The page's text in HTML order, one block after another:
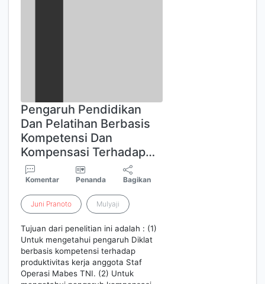
Pengaruh Pendidikan
Dan Pelatihan Berbasis
Kompetensi Dan
Kompensasi Terhadap…
Komentar Penanda Bagikan
Juni Pranoto Mulyaji
Tujuan dari penelitian ini adalah : (1)
Untuk mengetahui pengaruh Diklat
berbasis kompetensi terhadap
produktivitas kerja anggota Staf
Operasi Mabes TNI. (2) Untuk